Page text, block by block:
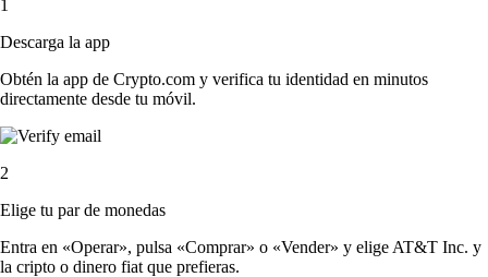
1
Descarga la app
Obtén la app de Crypto.com y verifica tu identidad en minutos
directamente desde tu móvil.
2
Elige tu par de monedas
Entra en «Operar», pulsa «Comprar» o «Vender» y elige AT&T Inc. y
la cripto o dinero fiat que prefieras.